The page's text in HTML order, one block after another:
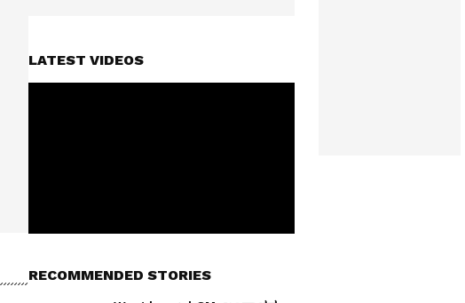
LATEST VIDEOS
RECOMMENDED STORIES